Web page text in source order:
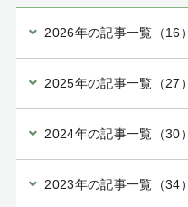
2026年の記事一覧（16）
2025年の記事一覧（27）
2024年の記事一覧（30）
2023年の記事一覧（34）